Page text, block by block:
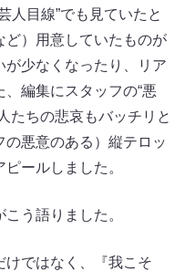
人目線”でも見ていたと
ど）用意していたものが
が少なくなったり、リア
編集にスタッフの“悪
たちの悲哀もバッチリと
悪意のある）縦テロッ
ールしました。
う語りました。
けではなく、『我こそ